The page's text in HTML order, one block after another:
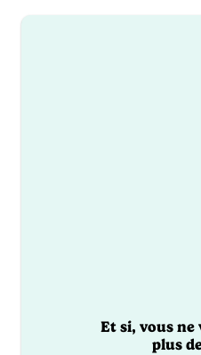
Et si, vous ne
plus